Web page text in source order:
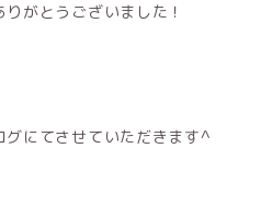
がとうございました！
グにてさせていただきます^